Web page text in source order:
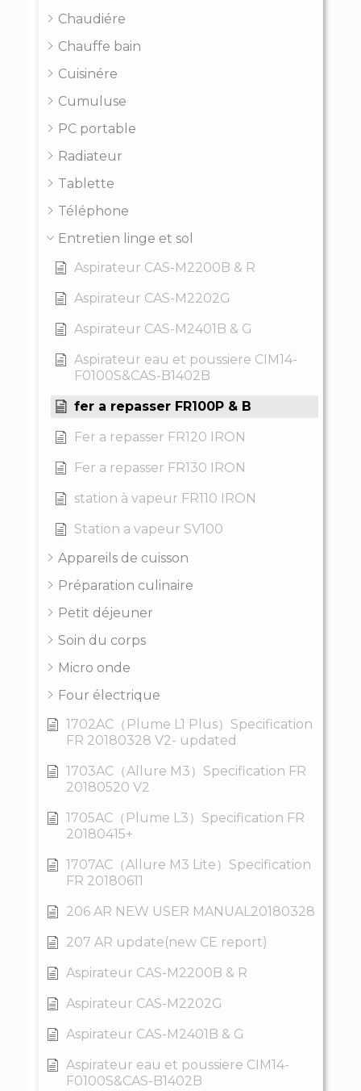
Chaudiére
Chauffe bain
Cuisinére
Cumuluse
PC portable
Radiateur
Tablette
Téléphone
Entretien linge et sol
Aspirateur CAS-M2200B & R
Aspirateur CAS-M2202G
Aspirateur CAS-M2401B & G
Aspirateur eau et poussiere CIM14-
F0100S&CAS-B1402B
fer a repasser FR100P & B
Fer a repasser FR120 IRON
Fer a repasser FR130 IRON
station à vapeur FR110 IRON
Station a vapeur SV100
Appareils de cuisson
Préparation culinaire
Petit déjeuner
Soin du corps
Micro onde
Four électrique
1702AC（Plume L1 Plus）Specification
FR 20180328 V2- updated
1703AC（Allure M3）Specification FR
20180520 V2
1705AC（Plume L3）Specification FR
20180415+
1707AC（Allure M3 Lite）Specification
FR 20180611
206 AR NEW USER MANUAL20180328
207 AR update(new CE report)
Aspirateur CAS-M2200B & R
Aspirateur CAS-M2202G
Aspirateur CAS-M2401B & G
Aspirateur eau et poussiere CIM14-
F0100S&CAS-B1402B